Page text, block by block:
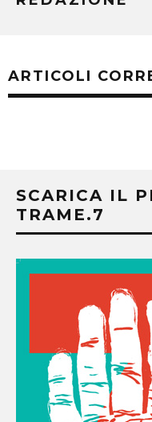
ARTICOLI
SCARICA IL
TRAME.7